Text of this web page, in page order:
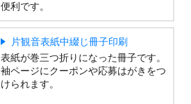
便利です。
片観音表紙中綴じ冊子印刷
表紙が巻三つ折りになった冊子です。
袖ページにクーポンや応募はがきをつ
けられます。